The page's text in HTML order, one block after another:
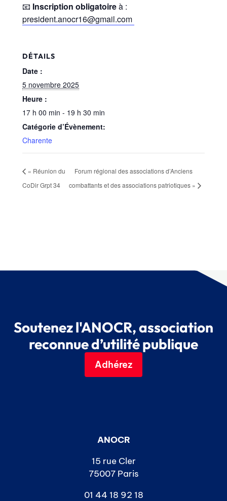
📧 Inscription obligatoireà :
president.anocr16@gmail.com
DÉTAILS
Date :
5 novembre 2025
Heure :
17 h 00 min - 19 h 30 min
Catégorie d’Évènement:
Charente
« Réunion du
CoDir Grpt 34
Forum régional des associations d’Anciens
combattants et des associations patriotiques »
Soutenez l'ANOCR, association
reconnue d’utilité publique
Adhérez
ANOCR
15 rue Cler
75007 Paris
01 44 18 92 18